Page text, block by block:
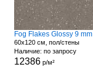
Fog Flakes Glossy 9 mm
60x120 см, пол/стены
Наличие: по запросу
12386р/м²